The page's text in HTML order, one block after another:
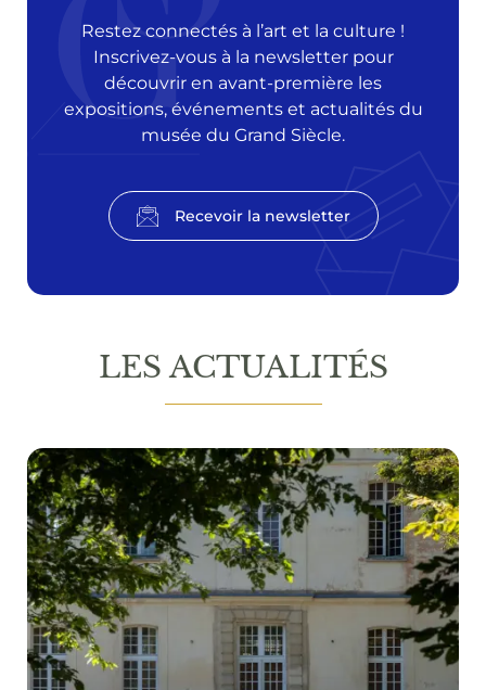
Restez connectés à l’art et la culture !
Inscrivez-vous à la newsletter pour
découvrir en avant-première les
expositions, événements et actualités du
musée du Grand Siècle.
Recevoir la newsletter
LES ACTUALITÉS